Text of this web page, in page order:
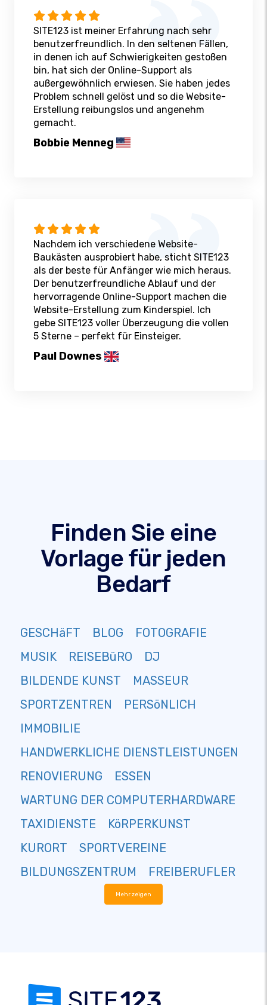
SITE123 ist meiner Erfahrung nach sehr
benutzerfreundlich. In den seltenen Fällen,
in denen ich auf Schwierigkeiten gestoßen
bin, hat sich der Online-Support als
außergewöhnlich erwiesen. Sie haben jedes
Problem schnell gelöst und so die Website-
Erstellung reibungslos und angenehm
gemacht.
Bobbie Menneg
Nachdem ich verschiedene Website-
Baukästen ausprobiert habe, sticht SITE123
als der beste für Anfänger wie mich heraus.
Der benutzerfreundliche Ablauf und der
hervorragende Online-Support machen die
Website-Erstellung zum Kinderspiel. Ich
gebe SITE123 voller Überzeugung die vollen
5 Sterne – perfekt für Einsteiger.
Paul Downes
Finden Sie eine
Vorlage für jeden
Bedarf
GESCHäFT BLOG
FOTOGRAFIE
MUSIK
REISEBüRO
DJ
BILDENDE KUNST
MASSEUR
SPORTZENTREN
PERSöNLICH
IMMOBILIE
HANDWERKLICHE DIENSTLEISTUNGEN
RENOVIERUNG
ESSEN
WARTUNG DER COMPUTERHARDWARE
TAXIDIENSTE
KöRPERKUNST
KURORT
SPORTVEREINE
BILDUNGSZENTRUM
FREIBERUFLER
Mehr zeigen